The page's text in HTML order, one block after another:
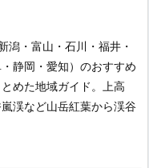
潟・富山・石川・福井・
静岡・愛知）のおすすめ
めた地域ガイド。上高
渓など山岳紅葉から渓谷